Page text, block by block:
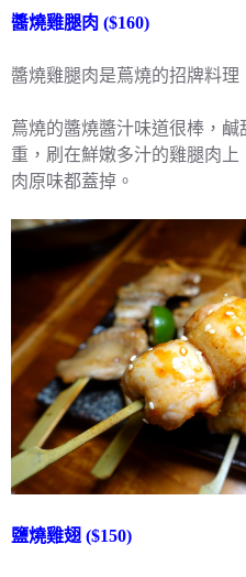
醬燒雞腿肉 ($160)
醬燒雞腿肉是蔦燒的招牌料理
蔦燒的醬燒醬汁味道很棒，
重，刷在鮮嫩多汁的雞腿肉
肉原味都蓋掉。
鹽燒雞翅 ($150)